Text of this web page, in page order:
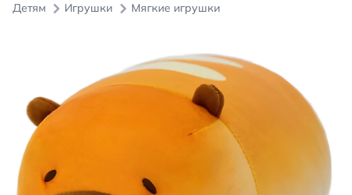
Детям Игрушки Мягкие игрушки